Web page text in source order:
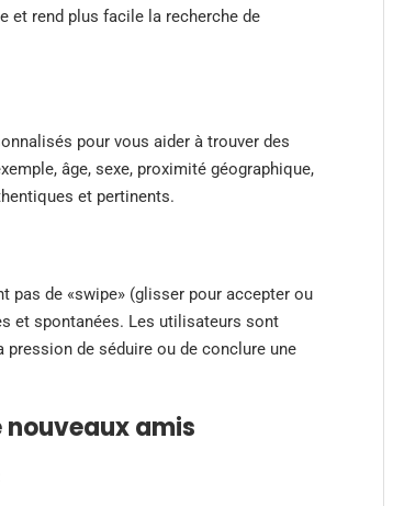
et rend plus facile la recherche de
pour vous aider à trouver des
âge, sexe, proximité géographique,
et pertinents.
pas de «swipe» (glisser pour accepter ou
et spontanées. Les utilisateurs sont
de séduire ou de conclure une
amis